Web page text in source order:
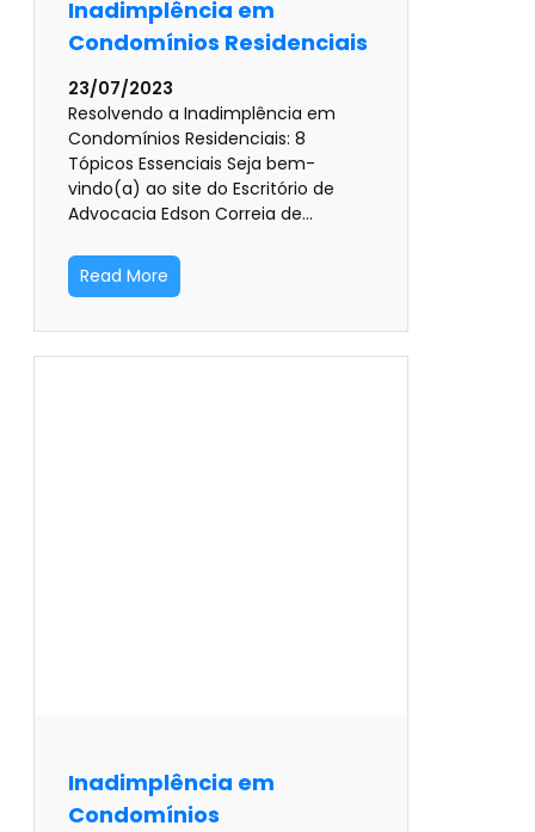
Inadimplência em
Condomínios Residenciais
23/07/2023
Resolvendo a Inadimplência em
Condomínios Residenciais: 8
Tópicos Essenciais Seja bem-
vindo(a) ao site do Escritório de
Advocacia Edson Correia de…
Read More
Inadimplência em
Condomínios